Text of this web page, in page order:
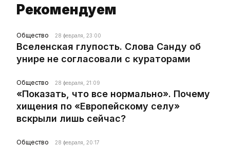
Рекомендуем
Общество 28 февраля, 23:00
Вселенская глупость. Слова Санду об
унире не согласовали с кураторами
Общество 28 февраля, 21:09
«Показать, что все нормально». Почему
хищения по «Европейскому селу»
вскрыли лишь сейчас?
Общество 28 февраля, 20:17